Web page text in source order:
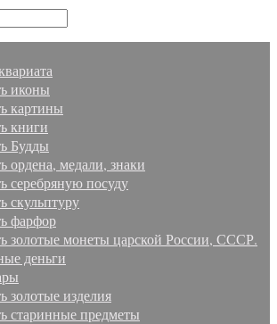
иконы
картины
книги
Будды
ордена, медали, знаки
серебряную посуду
скульптуру
фарфор
золотые монеты царской России, СССР.
деньги
золотые изделия
старинные предметы